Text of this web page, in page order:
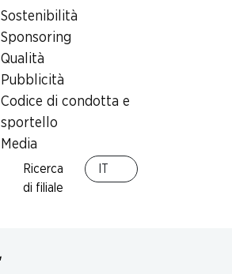
Sostenibilità
Sponsoring
Qualità
Pubblicità
Codice di condotta e
sportello
Media
Ricerca
di filiale